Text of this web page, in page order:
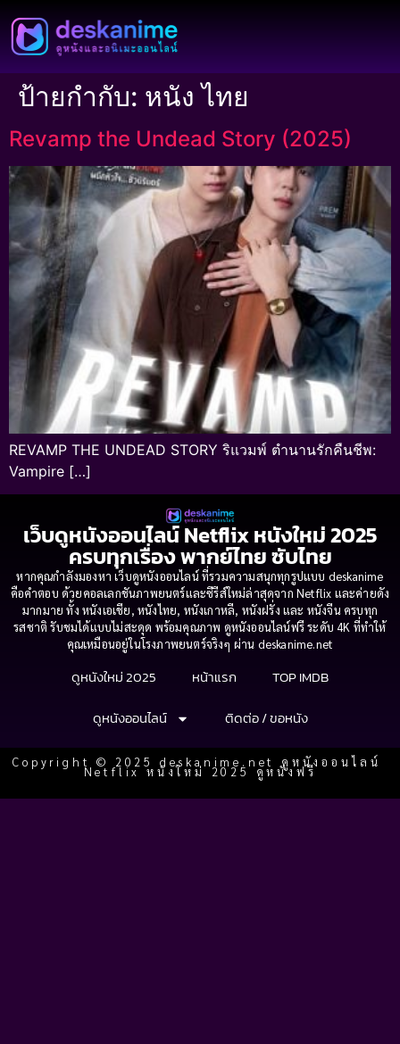
ป้ายกำกับ: หนัง ไทย
Revamp the Undead Story (2025)
REVAMP THE UNDEAD STORY ริแวมพ์ ตำนานรักคืนชีพ:
Vampire […]
เว็บดูหนังออนไลน์ Netflix หนังใหม่ 2025
ครบทุกเรื่อง พากย์ไทย ซับไทย
หากคุณกำลังมองหา เว็บดูหนังออนไลน์ ที่รวมความสนุกทุกรูปแบบ deskanime
คือคำตอบ ด้วยคอลเลกชันภาพยนตร์และซีรีส์ใหม่ล่าสุดจาก Netflix และค่ายดัง
มากมาย ทั้ง หนังเอเชีย, หนังไทย, หนังเกาหลี, หนังฝรั่ง และ หนังจีน ครบทุก
รสชาติ รับชมได้แบบไม่สะดุด พร้อมคุณภาพ ดูหนังออนไลน์ฟรี ระดับ 4K ที่ทำให้
คุณเหมือนอยู่ในโรงภาพยนตร์จริงๆ ผ่าน deskanime.net
ดูหนังใหม่ 2025 หน้าแรก
TOP IMDB
ดูหนังออนไลน์
ติดต่อ / ขอหนัง
Copyright © 2025 deskanime.net ดูหนังออนไลน์
Netflix หนังใหม่ 2025 ดูหนังฟรี